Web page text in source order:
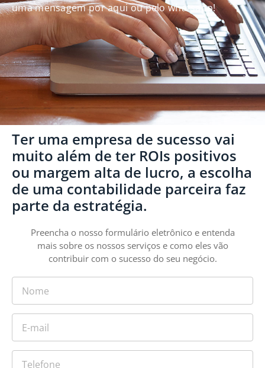
uma mensagem por aqui ou pelo whatsapp!
Ter uma empresa de sucesso vai
muito além de ter ROIs positivos
ou margem alta de lucro, a escolha
de uma contabilidade parceira faz
parte da estratégia.
Preencha o nosso formulário eletrônico e entenda
mais sobre os nossos serviços e como eles vão
contribuir com o sucesso do seu negócio.